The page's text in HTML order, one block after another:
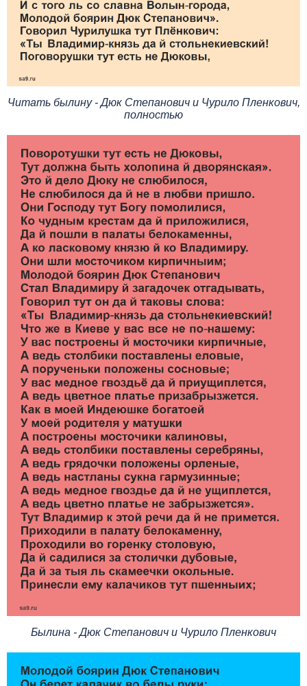
Читать былину - Дюк Степанович и Чурило Пленкович,
полностью
Былина - Дюк Степанович и Чурило Пленкович